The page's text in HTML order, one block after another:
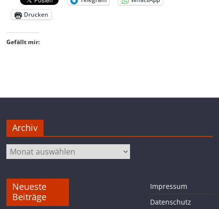
Drucken
Gefällt mir:
Archiv
Archiv
Neueste
Beiträge
Impressum
Datenschutz